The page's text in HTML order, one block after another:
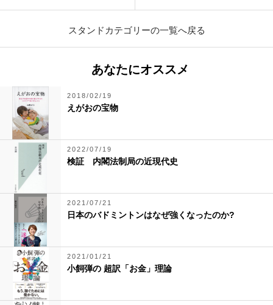
スタンドカテゴリーの一覧へ戻る
あなたにオススメ
2018/02/19
えがおの宝物
2022/07/19
検証 内閣法制局の近現代史
2021/07/21
日本のバドミントンはなぜ強くなったのか?
2021/01/21
小飼弾の 超訳「お金」理論